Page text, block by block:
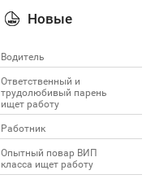
Новые
Водитель
Ответственный и
трудолюбивый парень
ищет работу
Работник
Опытный повар ВИП
класса ищет работу